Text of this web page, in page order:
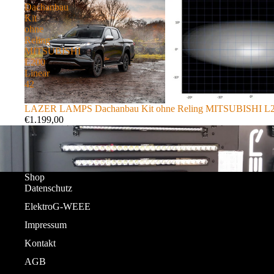
Dachanbau
Kit
ohne
Reling
MITSUBISHI
L200
Linear
42
LAZER LAMPS Dachanbau Kit ohne Reling MITSUBISHI
€1.199,00
Shop
Datenschutz
ElektroG-WEEE
Impressum
Kontakt
AGB